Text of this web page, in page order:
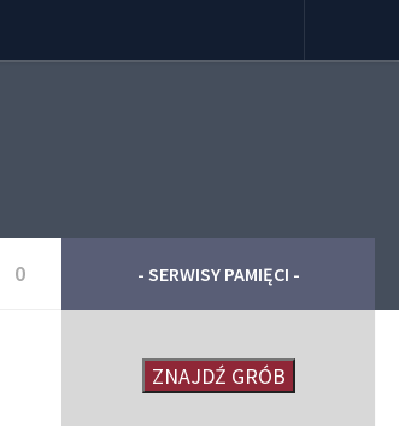
0 - SERWISY PAMIĘCI -
ZNAJDŹ GRÓB